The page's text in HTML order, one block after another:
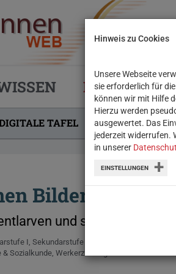
PRAXIS
TAFEL ROBOTIK &
Bilder lügen?
und selbst gestalten.
I Sekundarstufe II
& Sozialkunde Werkerziehung & bildnerisches
Hinweis zu Cookies
Unsere Webseite
sie erforderlich für
können wir mit Hilfe
Hierzu werden
ausgewertet. Das
jederzeit widerrufen.
in unserer
EINSTELLUNGEN